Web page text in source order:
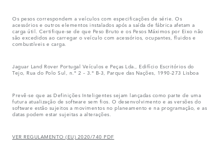
Os pesos correspondem a veículos com especificações de série. Os
acessórios e outros elementos instalados após a saída de fábrica afetam a
carga útil. Certifique-se de que Peso Bruto e os Pesos Máximos por Eixo não
são excedidos ao carregar o veículo com acessórios, ocupantes, fluidos e
combustíveis e carga.
Jaguar Land Rover Portugal Veículos e Peças Lda., Edifício Escritórios do
Tejo, Rua do Polo Sul, n.º 2 – 3.º B-3, Parque das Nações, 1990-273 Lisboa
Prevê-se que as Definições Inteligentes sejam lançadas como parte de uma
futura atualização de software sem fios. O desenvolvimento e as versões do
software estão sujeitos a movimentos no planeamento e na programação, e as
datas podem estar sujeitas a alterações.
VER REGULAMENTO (EU) 2020/740 PDF